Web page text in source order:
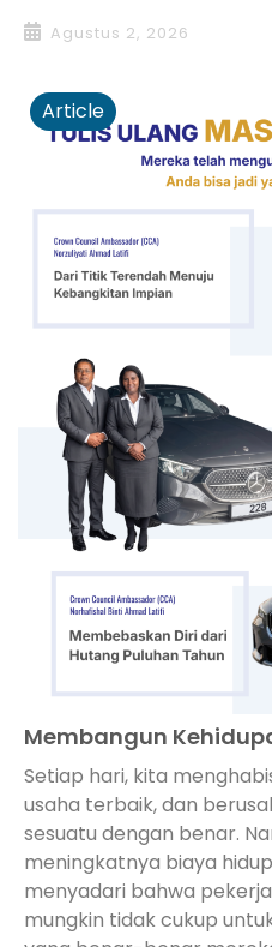
Agustus 2, 2026
Article
Membangun
Setiap hari, kita
usaha terbaik, dan
sesuatu dengan benar.
meningkatnya biaya
menyadari bahwa
mungkin tidak cukup